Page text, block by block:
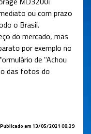
ou com prazo
o Brasil.
do mercado, mas
por exemplo no
de "Achou
das fotos do
Publicado em 13/05/2021 08:39